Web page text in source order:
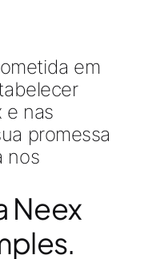
em
e nas
promessa
nos
Neex